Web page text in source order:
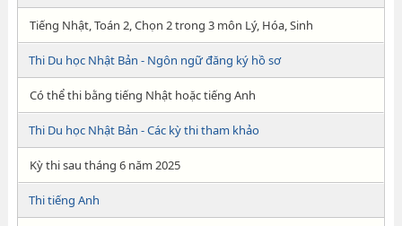
Tiếng Nhật, Toán 2, Chọn 2 trong 3 môn Lý, Hóa, Sinh
Thi Du học Nhật Bản - Ngôn ngữ đăng ký hồ sơ
Có thể thi bằng tiếng Nhật hoặc tiếng Anh
Thi Du học Nhật Bản - Các kỳ thi tham khảo
Kỳ thi sau tháng 6 năm 2025
Thi tiếng Anh